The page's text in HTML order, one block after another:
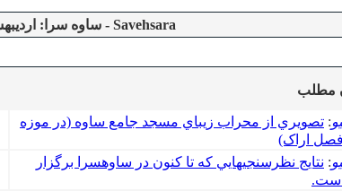
Savehsara - ساوه سرا: اردیبهشت 1387
مطلب
: تصويري از محراب زيباي مسجد جامع ساوه (در موزه
اراک)
: نتايج نظرسنجي​هايي که تا کنون در ساوه​سرا برگزار